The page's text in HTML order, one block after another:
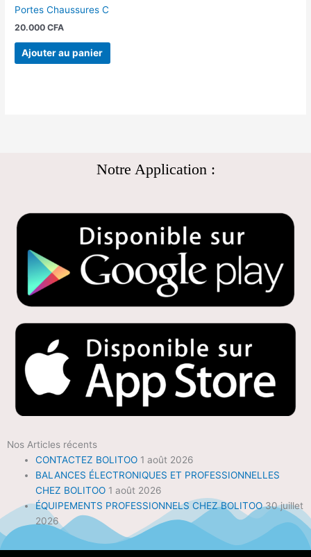
Portes Chaussures C
20.000CFA
Ajouter au panier
Notre Application :
Nos Articles récents
CONTACTEZ BOLITOO 1 août 2026
BALANCES ÉLECTRONIQUES ET PROFESSIONNELLES
CHEZ BOLITOO 1 août 2026
ÉQUIPEMENTS PROFESSIONNELS CHEZ BOLITOO 30 juillet
2026